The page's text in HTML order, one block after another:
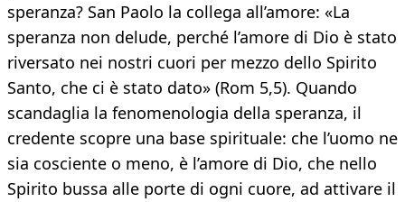
speranza? San Paolo la collega all’amore: «La
speranza non delude, perché l’amore di Dio è stato
riversato nei nostri cuori per mezzo dello Spirito
Santo, che ci è stato dato» (Rom 5,5). Quando
scandaglia la fenomenologia della speranza, il
credente scopre una base spirituale: che l’uomo ne
sia cosciente o meno, è l’amore di Dio, che nello
Spirito bussa alle porte di ogni cuore, ad attivare il